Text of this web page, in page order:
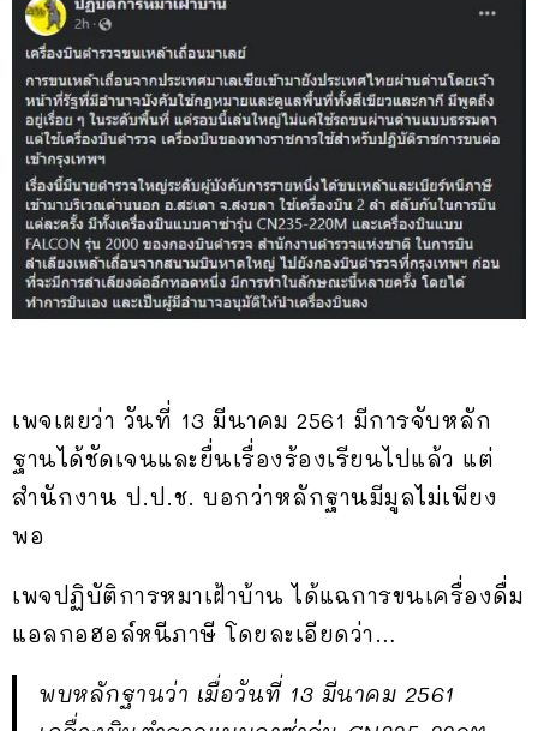
เพจเผยว่า วันที่ 13 มีนาคม 2561 มีการจับหลัก
ฐานได้ชัดเจนและยื่นเรื่องร้องเรียนไปแล้ว แต่
สำนักงาน ป.ป.ช. บอกว่าหลักฐานมีมูลไม่เพียง
พอ
เพจปฏิบัติการหมาเฝ้าบ้าน ได้แฉการขนเครื่องดื่ม
แอลกอฮอล์หนีภาษี โดยละเอียดว่า…
พบหลักฐานว่า เมื่อวันที่ 13 มีนาคม 2561